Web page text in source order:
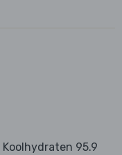
Koolhydraten 95.9